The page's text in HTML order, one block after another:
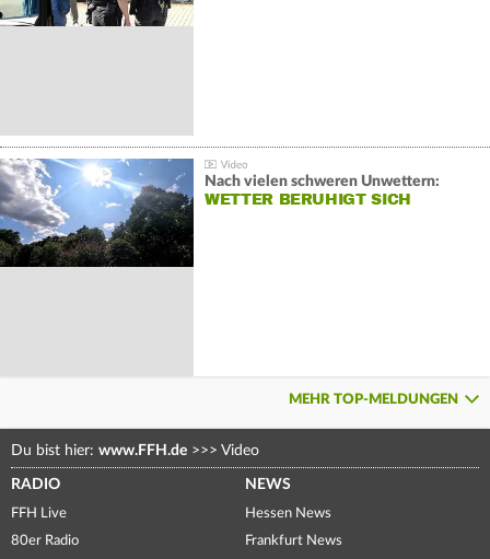
Nach vielen schweren Unwettern:
WETTER BERUHIGT SICH
MEHR TOP-MELDUNGEN
Du bist hier: www.FFH.de >>> Video
RADIO
FFH Live
80er Radio
NEWS
Hessen News
Frankfurt News